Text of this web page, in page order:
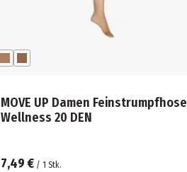
MOVE UP Damen Feinstrumpfhose
Wellness 20 DEN
7,49 €/ 1 Stk.